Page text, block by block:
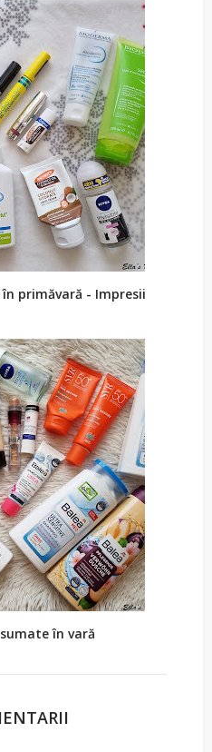
primăvară - Impresii
în vară